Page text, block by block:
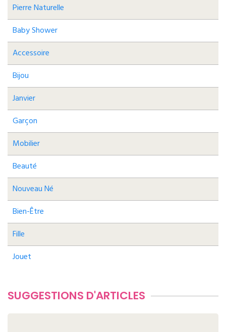
Pierre Naturelle
Baby Shower
Accessoire
Bijou
Janvier
Garçon
Mobilier
Beauté
Nouveau Né
Bien-Être
Fille
Jouet
SUGGESTIONS D'ARTICLES